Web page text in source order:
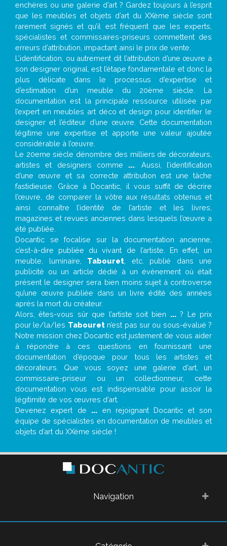
enchères ou une galerie d’art ? Gardez toujours à l’esprit
que les meubles et objets d’art du XXème siècle sont
rarement signés et qu’il est fréquent que les experts,
spécialistes et commissaires-priseurs commettent des
erreurs d’attribution, impactant ainsi le prix de vente.
L’identification, ou autrement dit l’attribution d’une œuvre à
son designer original, est l’étape fondamentale et donc la
plus délicate dans le processus d’expertise et
d’estimation d’un meuble du 20ème siècle. La
documentation est la principale ressource utilisée par
l’expert en meubles art déco et design pour identifier le
designer et l’éditeur d’une œuvre. Cette documentation
légitime une expertise et apporte une valeur ajoutée
considérable à l’œuvre.
Le 20eme siècle dénombre des milliers de décorateurs,
artistes et designers comme ... . Aussi, l’identification
d’une œuvre et sa correcte attribution est une tâche
fastidieuse. Grâce à Docantic, il vous suffit de décrire
l’œuvre, de comparer la vôtre aux résultats obtenus et
ainsi connaître l’identité de l’artiste et les livres,
magazines et revues anciennes dans lesquels l’œuvre a
été publiée.
Docantic se focalise sur la documentation ancienne,
c’est-à-dire publiée du vivant de l’artiste. En effet, un
meuble, luminaire, Tabouret , etc. publié dans une
publicité ou un article dédié à un évènement où était
présent le designer sera bien moins sujet à controverse
qu’une œuvre publiée dans un livre édité des années
après la mort du créateur.
Alors, êtes-vous sûr que l’artiste soit bien ...? Le prix
pour le/la/les Tabouretn’est pas sur ou sous-évalué ?
Notre mission chez Docantic est justement de vous aider
à répondre à ces questions en fournissant une
documentation d’époque pour tous les artistes et
décorateurs. Que vous soyez une galerie d’art, un
commissaire-priseur ou un collectionneur, cette
documentation vous est indispensable pour assoir la
légitimité de vos œuvres d’art.
Devenez expert de ... en rejoignant Docantic et son
équipe de spécialistes en documentation de meubles et
objets d’art du XXème siècle !
Navigation